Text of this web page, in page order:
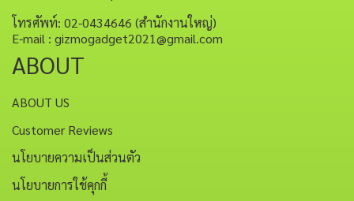
โทรศัพท์: 02-0434646 (สำนักงานใหญ่)
E-mail : gizmogadget2021@gmail.com
ABOUT
ABOUT US
Customer Reviews
นโยบายความเป็นส่วนตัว
นโยบายการใช้คุกกี้